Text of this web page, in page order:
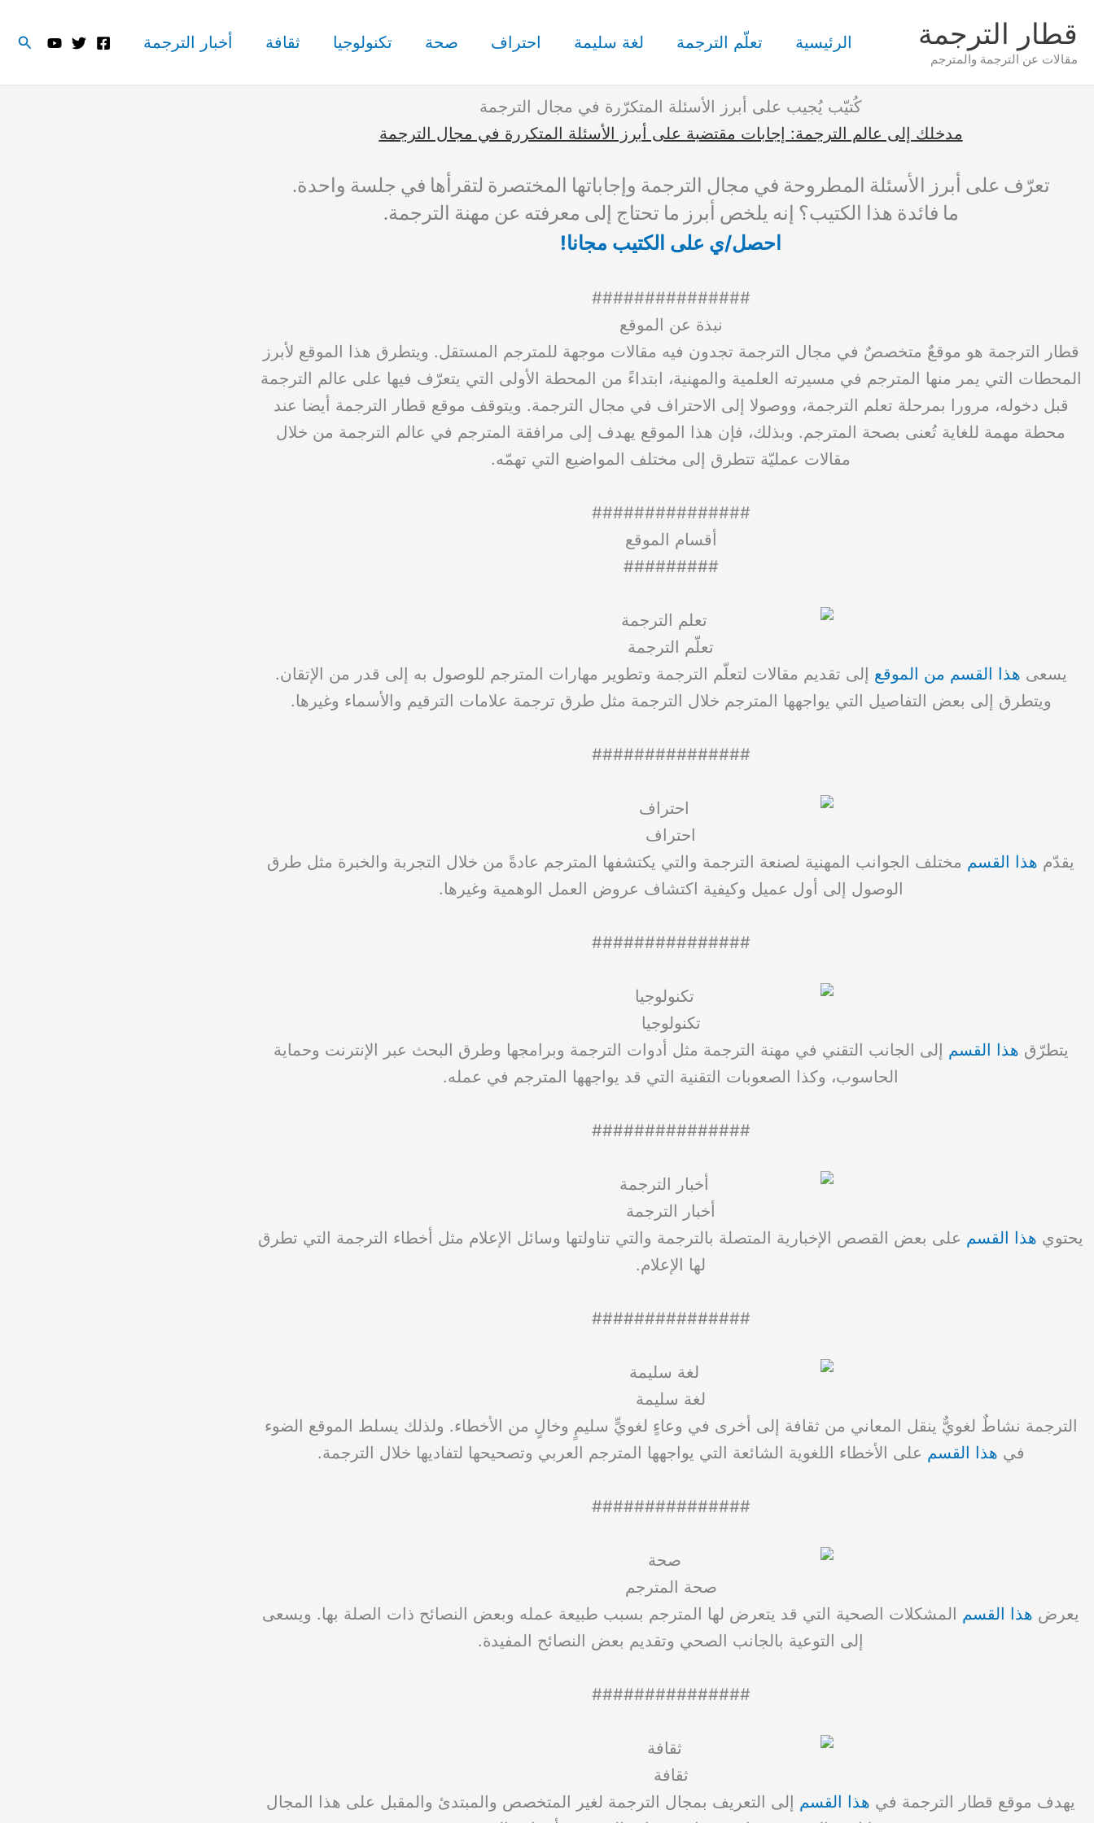
إلى
المحتوى
قطار الترجمة
مقالات عن الترجمة والمترجم
الرئيسية تعلّم الترجمة لغة سليمة احتراف صحة تكنولوجيا ثقافة أخبار الترجمة
كُتيّب يُجيب على أبرز الأسئلة المتكرّرة في مجال الترجمة
مدخلك إلى عالم الترجمة: إجابات مقتضبة على أبرز الأسئلة المتكررة في مجال الترجمة
تعرّف على أبرز الأسئلة المطروحة في مجال الترجمة وإجاباتها المختصرة لتقرأها في جلسة واحدة.
ما فائدة هذا الكتيب؟ إنه يلخص أبرز ما تحتاج إلى معرفته عن مهنة الترجمة.
احصل/ي على الكتيب مجانا!
###############
نبذة عن الموقع
قطار الترجمة هو موقعٌ متخصصٌ في مجال الترجمة تجدون فيه مقالات موجهة للمترجم المستقل. ويتطرق هذا الموقع لأبرز
المحطات التي يمر منها المترجم في مسيرته العلمية والمهنية، ابتداءً من المحطة الأولى التي يتعرّف فيها على عالم الترجمة
قبل دخوله، مرورا بمرحلة تعلم الترجمة، ووصولا إلى الاحتراف في مجال الترجمة. ويتوقف موقع قطار الترجمة أيضا عند
محطة مهمة للغاية تُعنى بصحة المترجم. وبذلك، فإن هذا الموقع يهدف إلى مرافقة المترجم في عالم الترجمة من خلال
مقالات عمليّة تتطرق إلى مختلف المواضيع التي تهمّه.
###############
أقسام الموقع
#########
تعلّم الترجمة
يسعى هذا القسم من الموقع إلى تقديم مقالات لتعلّم الترجمة وتطوير مهارات المترجم للوصول به إلى قدر من الإتقان.
ويتطرق إلى بعض التفاصيل التي يواجهها المترجم خلال الترجمة مثل طرق ترجمة علامات الترقيم والأسماء وغيرها.
###############
احتراف
يقدّم هذا القسم مختلف الجوانب المهنية لصنعة الترجمة والتي يكتشفها المترجم عادةً من خلال التجربة والخبرة مثل طرق
الوصول إلى أول عميل وكيفية اكتشاف عروض العمل الوهمية وغيرها.
###############
تكنولوجيا
يتطرّق هذا القسم إلى الجانب التقني في مهنة الترجمة مثل أدوات الترجمة وبرامجها وطرق البحث عبر الإنترنت وحماية
الحاسوب، وكذا الصعوبات التقنية التي قد يواجهها المترجم في عمله.
###############
أخبار الترجمة
يحتوي هذا القسم على بعض القصص الإخبارية المتصلة بالترجمة والتي تناولتها وسائل الإعلام مثل أخطاء الترجمة التي تطرق
لها الإعلام.
###############
لغة سليمة
الترجمة نشاطٌ لغويٌّ ينقل المعاني من ثقافة إلى أخرى في وعاءٍ لغويٍّ سليمٍ وخالٍ من الأخطاء. ولذلك يسلط الموقع الضوء
في هذا القسم على الأخطاء اللغوية الشائعة التي يواجهها المترجم العربي وتصحيحها لتفاديها خلال الترجمة.
###############
صحة المترجم
يعرض هذا القسم المشكلات الصحية التي قد يتعرض لها المترجم بسبب طبيعة عمله وبعض النصائح ذات الصلة بها. ويسعى
إلى التوعية بالجانب الصحي وتقديم بعض النصائح المفيدة.
###############
ثقافة
يهدف موقع قطار الترجمة في هذا القسم إلى التعريف بمجال الترجمة لغير المتخصص والمبتدئ والمقبل على هذا المجال